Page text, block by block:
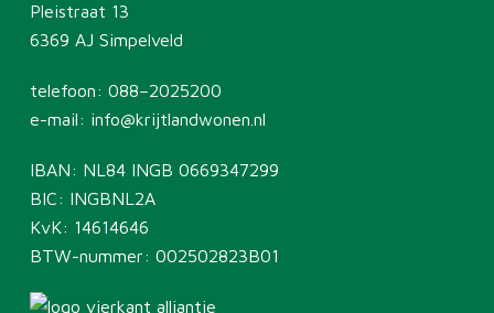
Pleistraat 13
6369 AJ Simpelveld
telefoon: 088–2025200
e-mail: info@krijtlandwonen.nl
IBAN: NL84 INGB 0669347299
BIC: INGBNL2A
KvK: 14614646
BTW-nummer: 002502823B01